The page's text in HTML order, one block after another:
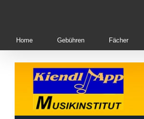
Home Gebühren Fächer